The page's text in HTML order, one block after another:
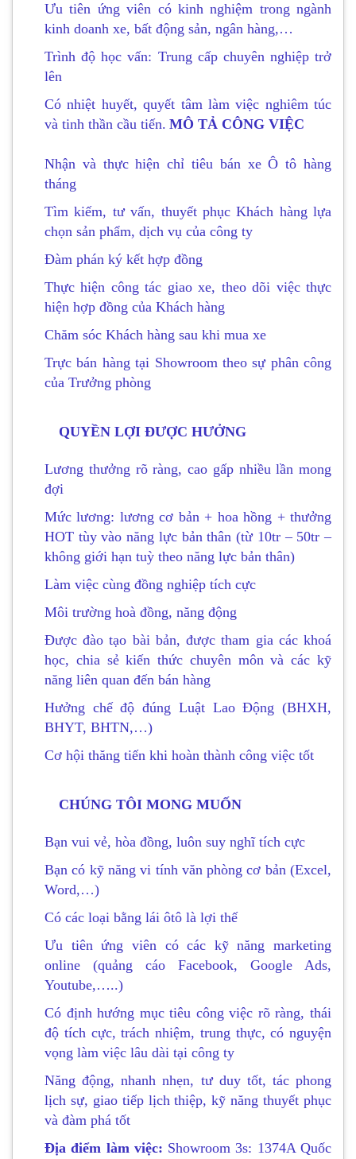
Ưu tiên ứng viên có kinh nghiệm trong ngành
kinh doanh xe, bất động sản, ngân hàng,…
Trình độ học vấn: Trung cấp chuyên nghiệp trở
lên
Có nhiệt huyết, quyết tâm làm việc nghiêm túc
và tinh thần cầu tiến. MÔ TẢ CÔNG VIỆC
Nhận và thực hiện chỉ tiêu bán xe Ô tô hàng
tháng
Tìm kiếm, tư vấn, thuyết phục Khách hàng lựa
chọn sản phẩm, dịch vụ của công ty
Đàm phán ký kết hợp đồng
Thực hiện công tác giao xe, theo dõi việc thực
hiện hợp đồng của Khách hàng
Chăm sóc Khách hàng sau khi mua xe
Trực bán hàng tại Showroom theo sự phân công
của Trưởng phòng
QUYỀN LỢI ĐƯỢC HƯỞNG
Lương thưởng rõ ràng, cao gấp nhiều lần mong
đợi
Mức lương: lương cơ bản + hoa hồng + thưởng
HOT tùy vào năng lực bản thân (từ 10tr – 50tr –
không giới hạn tuỳ theo năng lực bản thân)
Làm việc cùng đồng nghiệp tích cực
Môi trường hoà đồng, năng động
Được đào tạo bài bản, được tham gia các khoá
học, chia sẻ kiến thức chuyên môn và các kỹ
năng liên quan đến bán hàng
Hưởng chế độ đúng Luật Lao Động (BHXH,
BHYT, BHTN,…)
Cơ hội thăng tiến khi hoàn thành công việc tốt
CHÚNG TÔI MONG MUỐN
Bạn vui vẻ, hòa đồng, luôn suy nghĩ tích cực
Bạn có kỹ năng vi tính văn phòng cơ bản (Excel,
Word,…)
Có các loại bằng lái ôtô là lợi thế
Ưu tiên ứng viên có các kỹ năng marketing
online (quảng cáo Facebook, Google Ads,
Youtube,…..)
Có định hướng mục tiêu công việc rõ ràng, thái
độ tích cực, trách nhiệm, trung thực, có nguyện
vọng làm việc lâu dài tại công ty
Năng động, nhanh nhẹn, tư duy tốt, tác phong
lịch sự, giao tiếp lịch thiệp, kỹ năng thuyết phục
và đàm phá tốt
Địa điểm làm việc: Showroom 3s: 1374A Quốc